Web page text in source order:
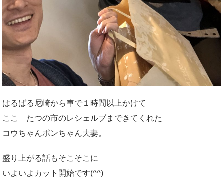
はるばる尼崎から車で１時間以上かけて
ここ たつの市のレシェルブまできてくれた
コウちゃんポンちゃん夫妻。
盛り上がる話もそこそこに
いよいよカット開始です(^^)